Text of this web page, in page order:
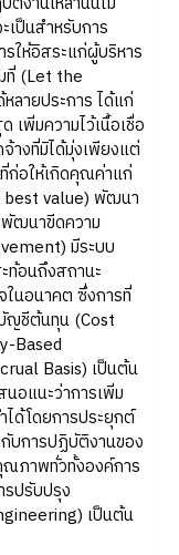
ป็นสำหรับการ
ให้อิสระแก่ผู้บริหาร
ที่ (Let the
ลายประการ ได้แก่
เพิ่มความไว้เนื้อเชื่อ
างที่มิได้มุ่งเพียงแต่
ก่อให้เกิดคุณค่าแก่
value) พัฒนา
พัฒนาขีดความ
มีระบบ
ท้อนถึงสถานะ
ในอนาคต ซึ่งการที่
ญชีต้นทุน (Cost
Based
Basis) เป็นต้น
อแนะว่าการเพิ่ม
ได้โดยการประยุกต์
บการปฏิบัติงานของ
ณภาพทั่วทั้งองค์การ
ปรับปรุง
เป็นต้น